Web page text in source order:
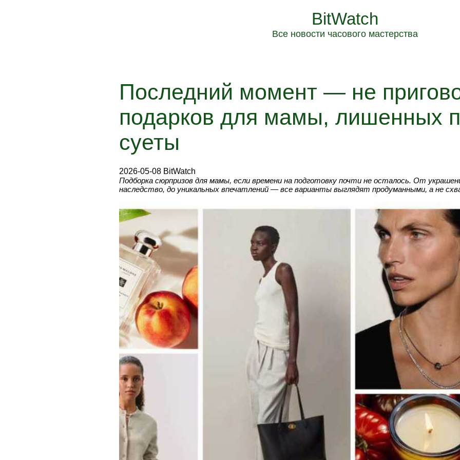
BitWatch
Все новости часового мастерства
Последний момент — не
подарков для мамы, лишенных
суеты
2026-05-08 BitWatch
Подборка сюрпризов для мамы, если времени на подготовку почти не осталось. От
наследство, до уникальных впечатлений — все варианты выглядят продуманными, а не